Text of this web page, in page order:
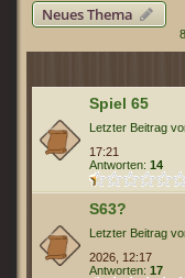
Neues Thema
Spiel 65
Letzter Beitrag
17:21
Antworten: 14
S63?
Letzter Beitrag
2026, 12:17
Antworten: 17